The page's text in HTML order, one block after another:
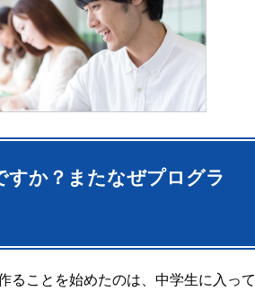
か？またなぜプログラ
ることを始めたのは、中学生に入って